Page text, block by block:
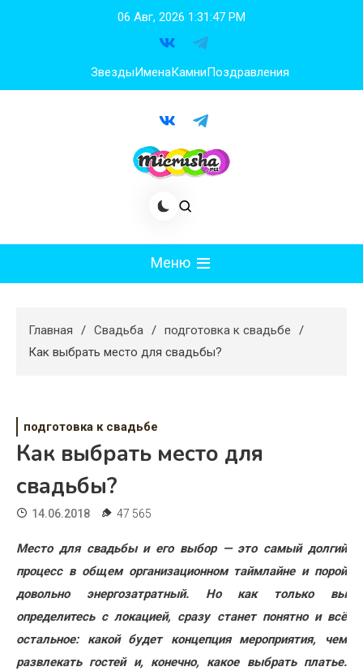
06 Авг, 2026 1:31:49 PM
ЗвездыИменаКамниПоздравления
Меню
Худеем
Свадьба
Жизнь
Хобби
Красота
Недвижимость
Главная Свадьба
подготовка к свадьбе
Как выбрать место для свадьбы?
подготовка к свадьбе
Как выбрать место для
свадьбы?
14.06.2018 47 565
Место для свадьбы и его выбор — это самый долгий
процесс в общем организационном таймлайне и порой
довольно энергозатратный. Но как только вы
определитесь с локацией, сразу станет понятно и всё
остальное: какой будет концепция мероприятия, чем
развлекать гостей и, конечно, какое выбрать платье.